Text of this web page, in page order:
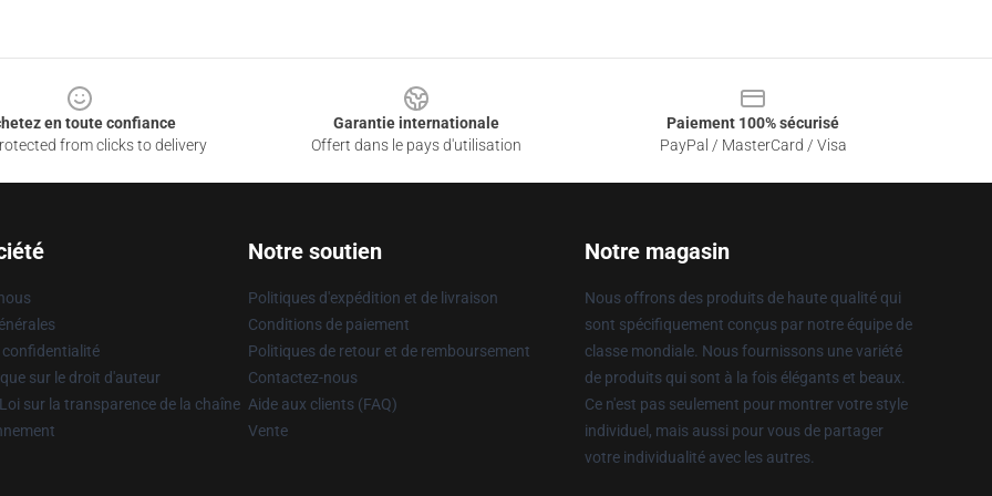
en toute confiance
from clicks to delivery
Garantie internationale
Offert dans le pays d'utilisation
Paiement 100% sécurisé
PayPal / MasterCard / Visa
confidentialité
sur le droit d'auteur
sur la transparence de la chaîne
Notre soutien
Politiques d'expédition et de livraison
Conditions de paiement
Politiques de retour et de remboursement
Contactez-nous
Aide aux clients (FAQ)
Vente
Notre magasin
Nous offrons des produits de haute qualité qui
sont spécifiquement conçus par notre équipe de
classe mondiale. Nous fournissons une variété
de produits qui sont à la fois élégants et beaux.
Ce n'est pas seulement pour montrer votre style
individuel, mais aussi pour vous de partager
votre individualité avec les autres.